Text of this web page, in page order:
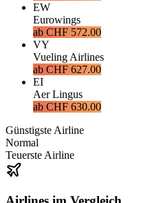
EW
Eurowings
ab CHF 572.00
VY
Vueling Airlines
ab CHF 627.00
EI
Aer Lingus
ab CHF 630.00
Günstigste Airline
Normal
Teuerste Airline